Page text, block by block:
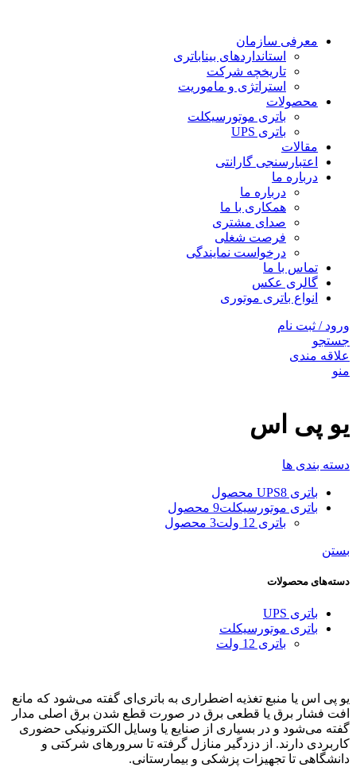
معرفی سازمان
استانداردهای بیناباتری
تاریخچه شرکت
استراتژی و ماموریت
محصولات
باتری موتورسیکلت
باتری UPS
مقالات
اعتبارسنجی گارانتی
درباره ما
درباره ما
همکاری با ما
صدای مشتری
فرصت شغلی
درخواست نمایندگی
تماس با ما
گالری عکس
انواع باتری موتوری
ورود / ثبت نام
جستجو
علاقه مندی
منو
یو پی اس
دسته بندی ها
باتری UPS 8 محصول
باتری موتورسیکلت9 محصول
باتری 12 ولت
3 محصول
بستن
دسته‌های محصولات
باتری UPS
باتری موتورسیکلت
باتری 12 ولت
یو پی اس یا منبع تغذیه اضطراری به باتری‌ای گفته می‌شود که مانع
افت فشار برق یا قطعی برق در صورت قطع شدن برق اصلی مدار
گفته‌ می‌شود و در بسیاری از صنایع یا وسایل الکترونیکی حضوری
کاربردی دارند. از دزدگیر منازل گرفته تا سرورهای شرکتی و
دانشگاهی تا تجهیزات پزشکی و بیمارستانی.